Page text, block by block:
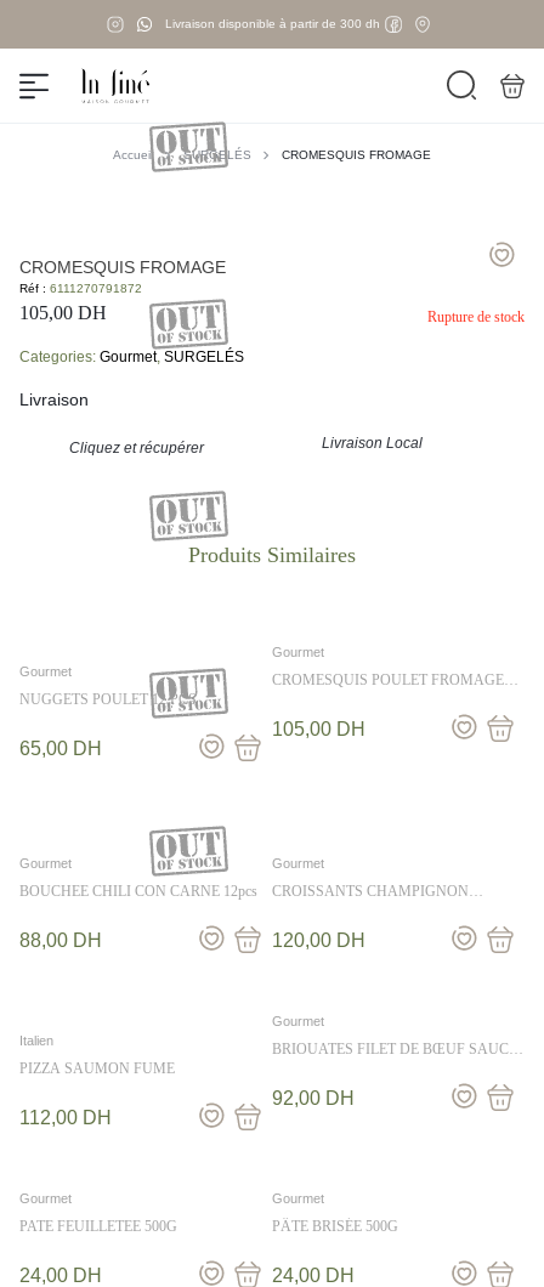
Livraison disponible à partir de 300 dh
Accueil SURGELÉS CROMESQUIS FROMAGE
CROMESQUIS FROMAGE
Réf : 6111270791872
105,00 DH Rupture de stock
Categories: Gourmet, SURGELÉS
Livraison
Cliquez et récupérer Livraison Local
Gourmet
NUGGETS POULET 12 PCS
65,00 DH
Gourmet
CROMESQUIS POULET FROMAGE
105,00 DH
Gourmet
BOUCHEE CHILI CON CARNE 12pcs
88,00 DH
Gourmet
CROISSANTS CHAMPIGNON
120,00 DH
Italien
PIZZA SAUMON FUME
112,00 DH
Gourmet
BRIOUATES FILET DE BŒUF SAUCE
92,00 DH
Gourmet
PATE FEUILLETEE 500G
24,00 DH
Gourmet
PÂTE BRISÉE 500G
24,00 DH